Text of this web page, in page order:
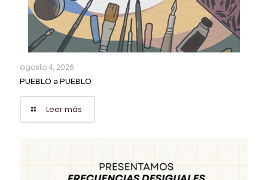
agosto 4, 2026
PUEBLO a PUEBLO
Leer más